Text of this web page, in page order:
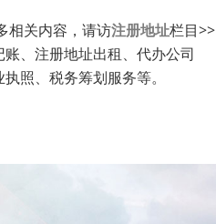
相关内容，请访注册地址栏目>>
、注册地址出租、代办公司
照、税务筹划服务等。